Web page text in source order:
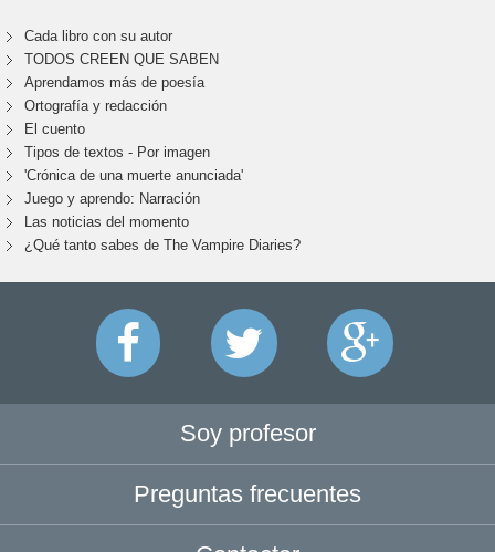
Cada libro con su autor
TODOS CREEN QUE SABEN
Aprendamos más de poesía
Ortografía y redacción
El cuento
Tipos de textos - Por imagen
'Crónica de una muerte anunciada'
Juego y aprendo: Narración
Las noticias del momento
¿Qué tanto sabes de The Vampire Diaries?
Soy profesor
Preguntas frecuentes